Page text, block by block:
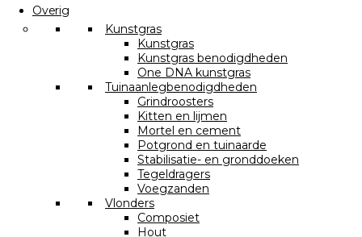
Overig
Kunstgras
Kunstgras
Kunstgras benodigdheden
One DNA kunstgras
Tuinaanlegbenodigdheden
Grindroosters
Kitten en lijmen
Mortel en cement
Potgrond en tuinaarde
Stabilisatie- en gronddoeken
Tegeldragers
Voegzanden
Vlonders
Composiet
Hout